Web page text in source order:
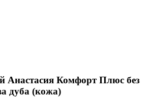
Анастасия Комфорт Плюс без
дуба (кожа)